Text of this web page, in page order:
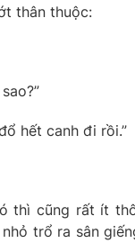
thân thuộc:
hết canh đi rồi.”
thì cũng rất ít
trổ ra sân